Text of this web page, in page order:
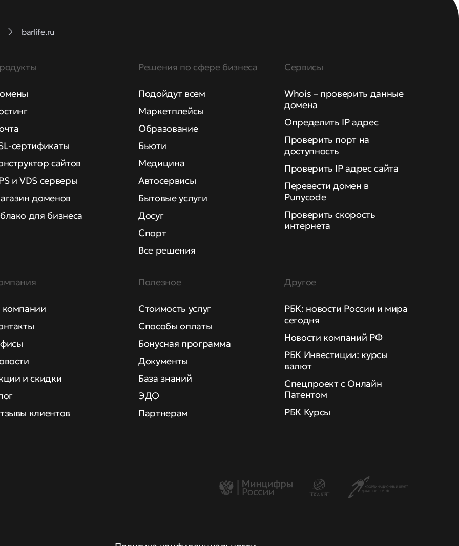
barlife.ru
сертификаты
сайтов
и VDS серверы
доменов
для бизнеса
Решения по сфере бизнеса
Подойдут всем
Маркетплейсы
Образование
Бьюти
Медицина
Автосервисы
Бытовые услуги
Досуг
Спорт
Все решения
Сервисы
Whois – проверить данные
домена
Определить IP адрес
Проверить порт на
доступность
Проверить IP адрес сайта
Перевести домен в
Punycode
Проверить скорость
интернета
и скидки
клиентов
Полезное
Стоимость услуг
Способы оплаты
Бонусная программа
Документы
База знаний
ЭДО
Партнерам
Другое
РБК: новости России и мира
сегодня
Новости компаний РФ
РБК Инвестиции: курсы
валют
Спецпроект с Онлайн
Патентом
РБК Курсы